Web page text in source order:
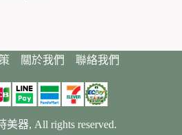
關於我們 聯絡我們
美器, All rights reserved.